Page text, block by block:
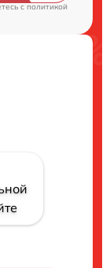
cполитикой